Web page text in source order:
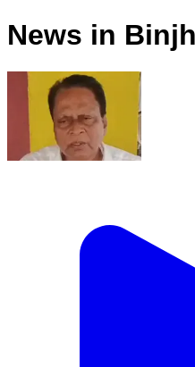
News in